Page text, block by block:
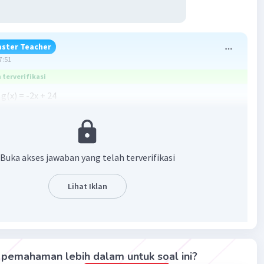
Teacher
terverifikasi
= -2x + 24
pada gambar terlampir
( Balas
Buka akses jawaban yang telah terverifikasi
Lihat Iklan
lebih dalam untuk soal ini?